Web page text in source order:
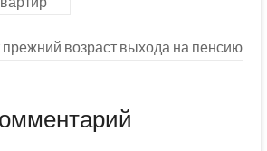
возраст выхода на пенсию